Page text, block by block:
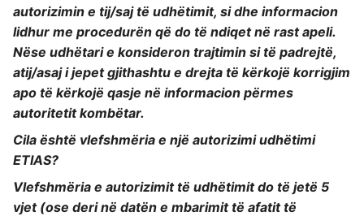
autorizimin e tij/saj të udhëtimit, si dhe informacion
lidhur me procedurën që do të ndiqet në rast apeli.
Nëse udhëtari e konsideron trajtimin si të padrejtë,
atij/asaj i jepet gjithashtu e drejta të kërkojë korrigjim
apo të kërkojë qasje në informacion përmes
autoritetit kombëtar.
Cila është vlefshmëria e një autorizimi udhëtimi
ETIAS?
Vlefshmëria e autorizimit të udhëtimit do të jetë 5
vjet (ose deri në datën e mbarimit të afatit të